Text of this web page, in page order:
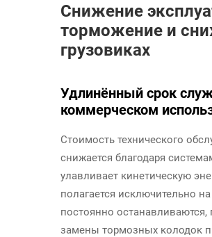
Снижение
торможение и
грузовиках
Удлинённый срок
коммерческом
Стоимость технического
снижается благодаря
улавливает кинетическую
полагается исключительно
постоянно
замены тормозных колодок